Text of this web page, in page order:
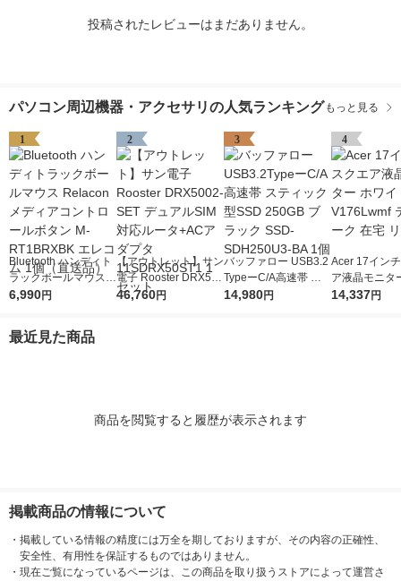
投稿されたレビューはまだありません。
パソコン周辺機器・アクセサリの人気ランキング もっと見る
1
Bluetooth ハンディト
ラックボールマウス R
elacon メディアコン
個（直送品）
6,990円
2
【アウトレット】サン
電子 Rooster DRX500
2-SET デュアルSIM対
46,760円
3
バッファロー USB3.2
TypeーC/A高速帯 ス
ティック型SSD 250G
14,980円
4
Acer 17イン
ア液晶モニタ
イト
14,337円
最近見た商品
商品を閲覧すると履歴が表示されます
掲載商品の情報について
・ 掲載している情報の精度には万全を期しておりますが、その内容の正確性、
安全性、有用性を保証するものではありません。
・ 現在ご覧になっているページは、この商品を取り扱うストアによって運営さ